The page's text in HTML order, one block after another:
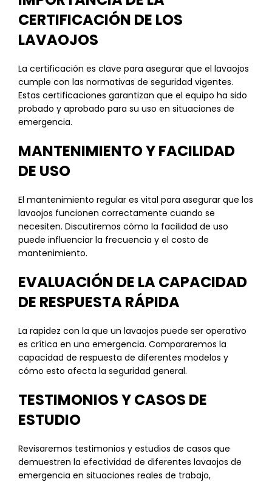
CERTIFICACIÓN DE LOS
LAVAOJOS
La certificación es clave para asegurar que el lavaojos
cumple con las normativas de seguridad vigentes.
Estas certificaciones garantizan que el equipo ha sido
probado y aprobado para su uso en situaciones de
emergencia.
MANTENIMIENTO Y FACILIDAD
DE USO
El mantenimiento regular es vital para asegurar que los
lavaojos funcionen correctamente cuando se
necesiten. Discutiremos cómo la facilidad de uso
puede influenciar la frecuencia y el costo de
mantenimiento.
EVALUACIÓN DE LA CAPACIDAD
DE RESPUESTA RÁPIDA
La rapidez con la que un lavaojos puede ser operativo
es crítica en una emergencia. Compararemos la
capacidad de respuesta de diferentes modelos y
cómo esto afecta la seguridad general.
TESTIMONIOS Y CASOS DE
ESTUDIO
Revisaremos testimonios y estudios de casos que
demuestren la efectividad de diferentes lavaojos de
emergencia en situaciones reales de trabajo,